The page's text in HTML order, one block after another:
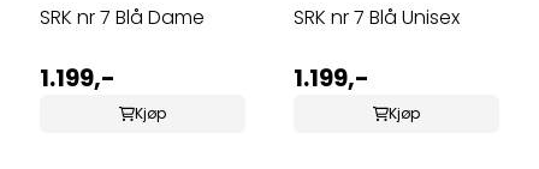
SRK nr 7 Blå Dame
1.199,-
Kjøp
SRK nr 7 Blå Unisex
1.199,-
Kjøp